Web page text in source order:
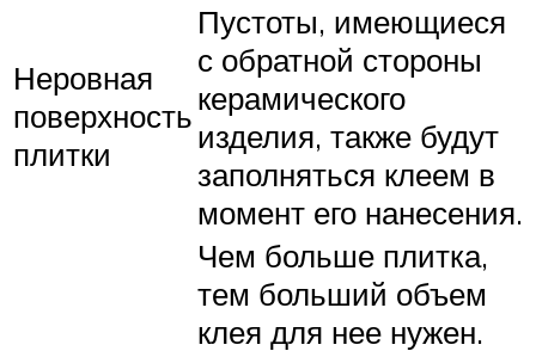
Неровная
поверхность
плитки
Пустоты, имеющиеся
с обратной стороны
керамического
изделия, также будут
заполняться клеем в
момент его нанесения.
Чем больше плитка,
тем больший объем
клея для нее нужен.